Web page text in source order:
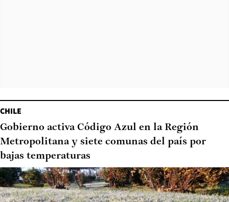
CHILE
Gobierno activa Código Azul en la Región
Metropolitana y siete comunas del país por
bajas temperaturas